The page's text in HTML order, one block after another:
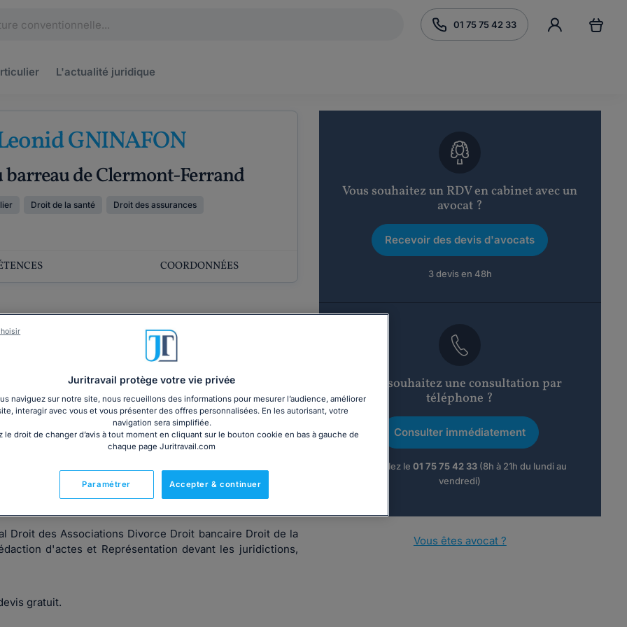
01 75 75 42 33
L'actualité juridique
GNINAFON
barreau de Clermont-Ferrand
Droit de la santé Droit des assurances
COORDONNÉES
et dirigée tant vers les professionnels que les
assurances et puis vous apporter mes compétences
AVOCATS, société d'Avocats pluridisciplinaires.
couvrent la plupart des domaines du droit.
Droit des Associations Divorce Droit bancaire Droit de la
d'actes et Représentation devant les juridictions,
gratuit.
Vous souhaitez un RDV en cabinet avec un
avocat ?
Recevoir des devis d'avocats
3 devis en 48h
Vous souhaitez une consultation par
téléphone ?
Consulter immédiatement
ou appelez le 01 75 75 42 33(8h à 21h du lundi au
vendredi)
Vous êtes avocat ?
Juritravail protège votre vie privée
naviguez sur notre site, nous recueillons des informations pour mesurer l’audience, améliorer
interagir avec vous et vous présenter des offres personnalisées. En les autorisant, votre
navigation sera simplifiée.
le droit de changer d’avis à tout moment en cliquant sur le bouton cookie en bas à gauche de
chaque page Juritravail.com
Accepter & continuer
Paramétrer